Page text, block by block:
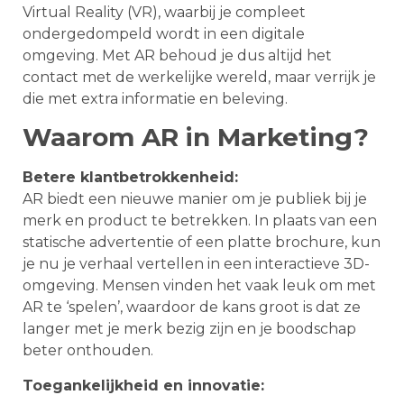
Virtual Reality (VR), waarbij je compleet
ondergedompeld wordt in een digitale
omgeving. Met AR behoud je dus altijd het
contact met de werkelijke wereld, maar verrijk je
die met extra informatie en beleving.
Waarom AR in Marketing?
Betere klantbetrokkenheid:
AR biedt een nieuwe manier om je publiek bij je
merk en product te betrekken. In plaats van een
statische advertentie of een platte brochure, kun
je nu je verhaal vertellen in een interactieve 3D-
omgeving. Mensen vinden het vaak leuk om met
AR te ‘spelen’, waardoor de kans groot is dat ze
langer met je merk bezig zijn en je boodschap
beter onthouden.
Toegankelijkheid en innovatie: